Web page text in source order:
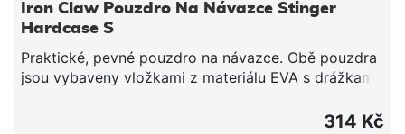
Iron Claw Pouzdro Na Návazce Stinger
Hardcase S
Praktické, pevné pouzdro na návazce. Obě pouzdra
jsou vybaveny vložkami z materiálu EVA s drážkami.
314 Kč